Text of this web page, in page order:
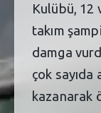
Kulübü, 12
takım
damga
çok sayıda
kazanarak